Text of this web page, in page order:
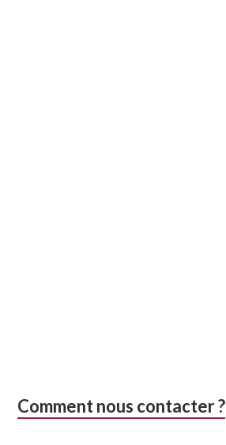
Comment nous contacter ?